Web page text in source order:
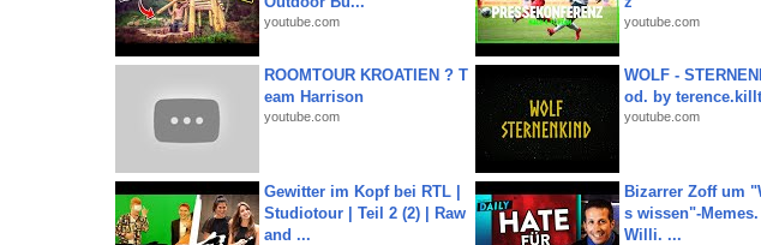
youtube.com youtube.com
ROOMTOUR KROATIEN ? T
eam Harrison
youtube.com
WOLF -
od. by
youtube.com
Gewitter im Kopf bei RTL |
Studiotour | Teil 2 (2) | Raw
and ...
Bizarrer Zoff um
s wissen"-
Willi. ...